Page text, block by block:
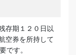
存期１２０日以
空券を所持して
です。